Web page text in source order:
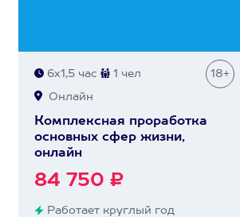
6х1,5 час 1 чел 18+
Онлайн
Комплексная проработка
основных сфер жизни,
онлайн
84 750 ₽
Работает круглый год